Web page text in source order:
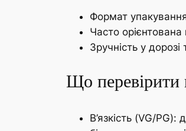
Формат
Часто
Зручність у
Що перевірити
В’язкість (VG/